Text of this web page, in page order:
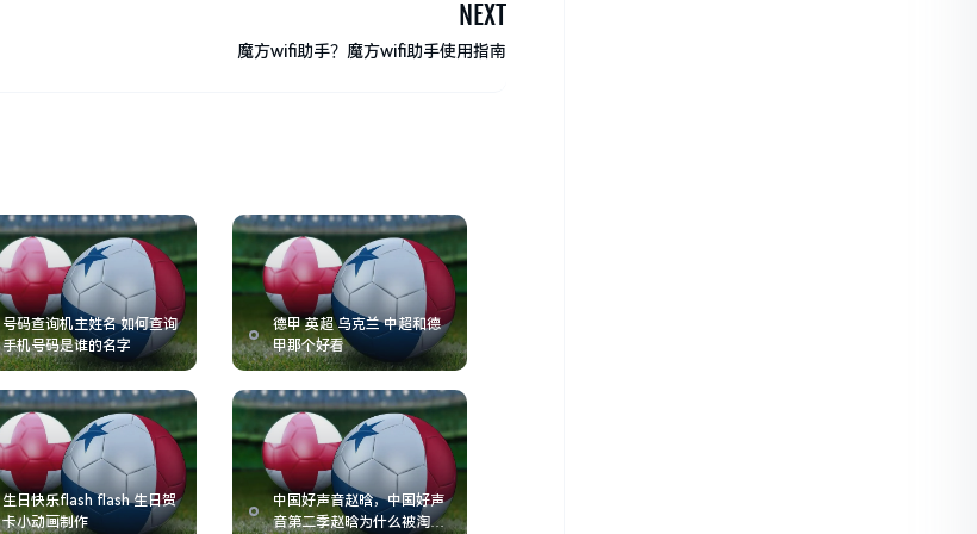
NEXT
魔方wifi助手？魔方wifi助手使用指南
号码查询机主姓名 如何查询
手机号码是谁的名字
德甲 英超 乌克兰 中超和德
甲那个好看
生日快乐flash flash 生日贺
卡小动画制作
中国好声音赵晗，中国好声
音第二季赵晗为什么被淘汰